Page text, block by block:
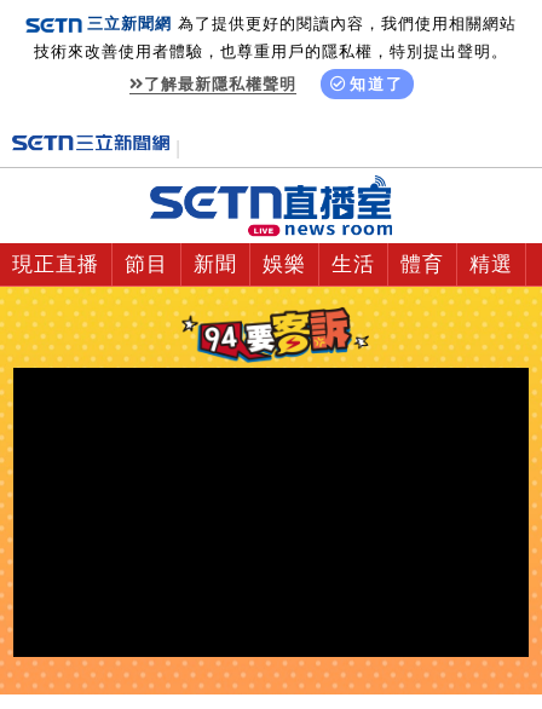
三立新聞網 為了提供更好的閱讀內容，我們使用相關網站
技術來改善使用者體驗，也尊重用戶的隱私權，特別提出聲明。
了解最新隱私權聲明
知道了
現正直播 節目 新聞 娛樂 生活 體育 精選